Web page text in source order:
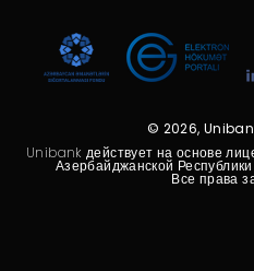
© 2026,
Unibank действует на основе
Азербайджанской
Все права